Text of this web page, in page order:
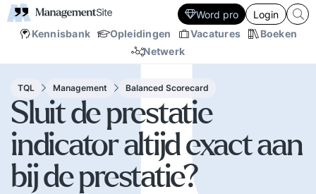
Kennisbank Opleidingen Vacatures
Boeken
Netwerk
Word pro Login
TQL Management Balanced Scorecard
Sluit de prestatie
indicator altijd exact aan
bij de prestatie?